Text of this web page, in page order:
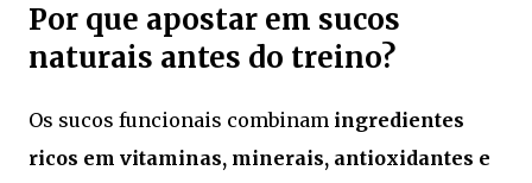
Por que apostar em sucos
naturais antes do treino?
Os sucos funcionais combinam ingredientes
ricos em vitaminas, minerais, antioxidantes e